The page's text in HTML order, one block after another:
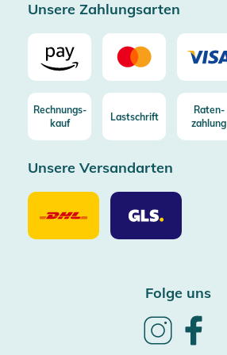
Unsere Zahlungsarten
Rechnungs-
kauf
Lastschrift
Raten-
zahlung
Unsere Versandarten
Unsere
Versandarten
DHL
Unsere
Versandarten
GLS
Folge uns
Follow